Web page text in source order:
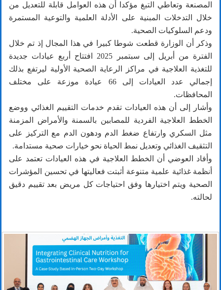
المصنعة وتعاطي التبغ مؤكدا أن هذه العوامل قابلة للتعديل من
خلال التدخلات المبنية على الأدلة العلمية والتوعية المستمرة
ودعم السلوكيات الصحية.
وذكر أن الوزارة قطعت شوطا كبيرا في هذا المجال إذ تم خلال
الفترة من أبريل إلى سبتمبر 2025 افتتاح أربع عيادات جديدة
للتغذية العلاجية في مراكز الرعاية الصحية الأولية ليرتفع بذلك
إجمالي عدد العيادات إلى 66 عيادة موزعة على مختلف
المحافظات.
وأشار إلى أن هذه العيادات تقدم خدمات التقييم الغذائي ووضع
الخطط العلاجية الفردية للمصابين بالسمنة والأمراض المزمنة
مثل السكري وارتفاع ضغط الدم ودهون الدم مع التركيز على
التثقيف الغذائي وتعديل نمط الحياة نحو خيارات صحية مستدامة.
وأفاد العوضي أن الخطط العلاجية في هذه العيادات تعتمد على
أنظمة غذائية علمية متنوعة أثبتت فعاليتها في تحسين المؤشرات
الصحية ويتم اختيارها وفق احتياجات كل مريض بعد تقييم دقيق
لحالته.